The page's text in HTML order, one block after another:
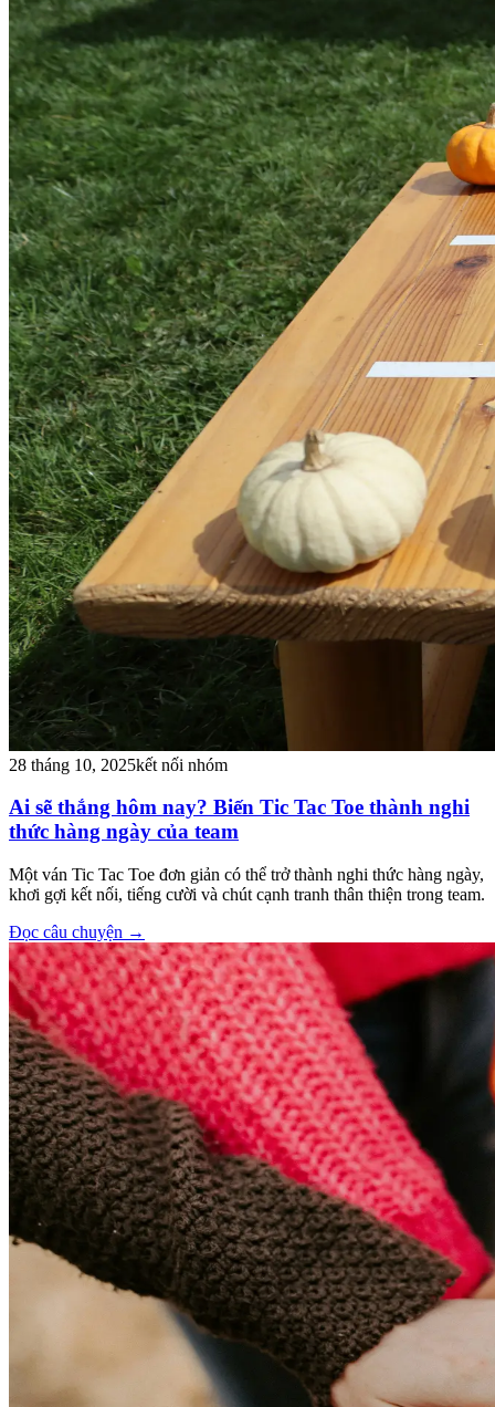
28 tháng 10, 2025kết nối nhóm
Ai sẽ thắng hôm nay? Biến Tic Tac Toe thành nghi
thức hàng ngày của team
Một ván Tic Tac Toe đơn giản có thể trở thành nghi thức hàng ngày,
khơi gợi kết nối, tiếng cười và chút cạnh tranh thân thiện trong team.
Đọc câu chuyện →